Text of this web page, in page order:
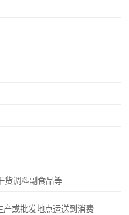
货调料副食品等
或批发地点运送到消费